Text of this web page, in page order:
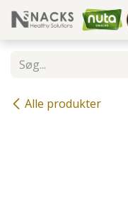
Skip to Content
Alle produkter